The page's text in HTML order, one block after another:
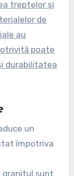
treptelor și
de
au
poate
durabilitatea
un
împotriva
granitul sunt